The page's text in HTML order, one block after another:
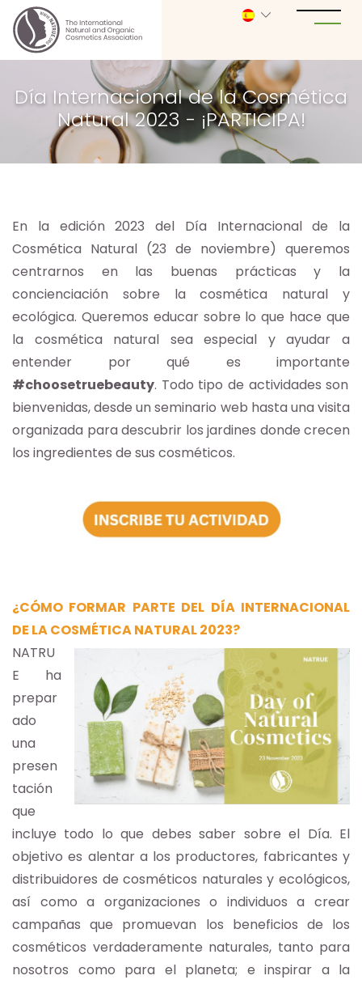
Día Internacional de la Cosmética
Natural 2023 - ¡PARTICIPA!
En la edición 2023 del Día Internacional de la
Cosmética Natural (23 de noviembre) queremos
centrarnos en las buenas prácticas y la
concienciación sobre la cosmética natural y
ecológica. Queremos educar sobre lo que hace que
la cosmética natural sea especial y ayudar a
entender por qué es importante
#choosetruebeauty. Todo tipo de actividades son
bienvenidas, desde un seminario web hasta una visita
organizada para descubrir los jardines donde crecen
los ingredientes de sus cosméticos.
¿CÓMO FORMAR PARTE DEL DÍA INTERNACIONAL
DE LA COSMÉTICA NATURAL 2023?
NATRU
E ha
prepar
ado
una
presen
tación
que
incluye todo lo que debes saber sobre el Día. El
objetivo es alentar a los productores, fabricantes y
distribuidores de cosméticos naturales y ecológicos,
así como a organizaciones o individuos a crear
campañas que promuevan los beneficios de los
cosméticos verdaderamente naturales, tanto para
nosotros como para el planeta; e inspirar a la